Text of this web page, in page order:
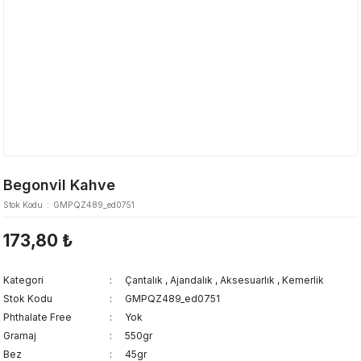
Begonvil Kahve
Stok Kodu GMPQZ489_ed0751
173,80 ₺
Kategori Çantalık , Ajandalık , Aksesuarlık , Kemerlik
Stok Kodu
GMPQZ489_ed0751
Phthalate Free
Yok
Gramaj
550gr
Bez
45gr